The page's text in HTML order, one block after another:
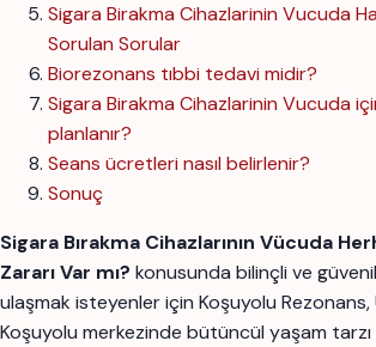
Sigara Birakma Cihazlarinin Vucuda
Sorulan Sorular
Biorezonans tıbbi tedavi midir?
Sigara Birakma Cihazlarinin Vucuda
planlanır?
Seans ücretleri nasıl belirlenir?
Sonuç
Sigara Bırakma Cihazlarının Vücuda
Zararı Var mı? konusunda bilinçli ve
ulaşmak isteyenler için Koşuyolu
Koşuyolu merkezinde bütüncül yaşam